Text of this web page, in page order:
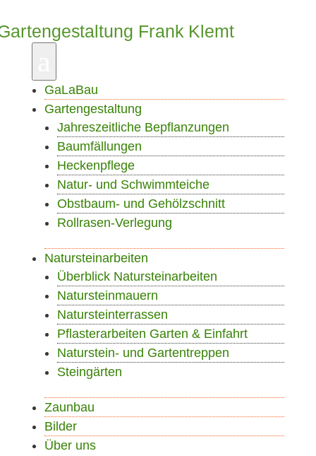
GaLaBau
Gartengestaltung
Jahreszeitliche Bepflanzungen
Baumfällungen
Heckenpflege
Natur- und Schwimmteiche
Obstbaum- und Gehölzschnitt
Rollrasen-Verlegung
Natursteinarbeiten
Überblick Natursteinarbeiten
Natursteinmauern
Natursteinterrassen
Pflasterarbeiten Garten & Einfahrt
Naturstein- und Gartentreppen
Steingärten
Zaunbau
Bilder
Über uns